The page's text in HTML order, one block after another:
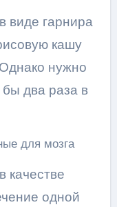
виде гарнира
кашу
Однако нужно
бы два раза в
для мозга
качестве
одной